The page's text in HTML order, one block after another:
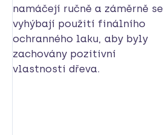
namáčejí ručně a záměrně se
vyhýbají použití finálního
ochranného laku, aby byly
zachovány pozitivní
vlastnosti dřeva.